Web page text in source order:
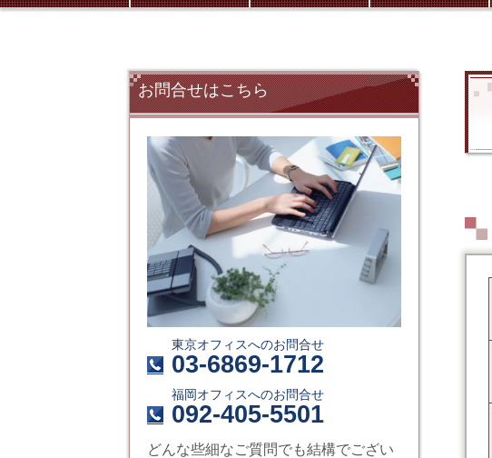
お問合せはこちら
東京オフィスへのお問合せ
03-6869-1712
福岡オフィスへのお問合せ
092-405-5501
どんな些細なご質問でも結構でござい